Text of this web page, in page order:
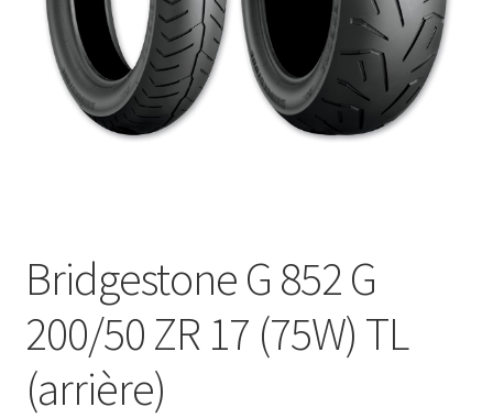
Bridgestone G 852 G
200/50 ZR 17 (75W) TL
(arrière)